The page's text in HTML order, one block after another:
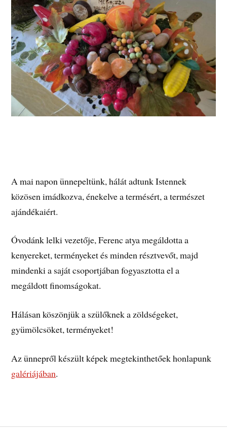
A mai napon ünnepeltünk, hálát adtunk Istennek
közösen imádkozva, énekelve a termésért, a természet
ajándékaiért.
Óvodánk lelki vezetője, Ferenc atya megáldotta a
kenyereket, terményeket és minden résztvevőt, majd
mindenki a saját csoportjában fogyasztotta el a
megáldott finomságokat.
Hálásan köszönjük a szülőknek a zöldségeket,
gyümölcsöket, terményeket!
Az ünnepről készült képek megtekinthetőek honlapunk
galériájában.